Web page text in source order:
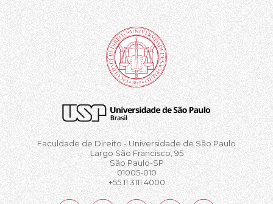
Faculdade de Direito - Universidade de São Paulo
Largo São Francisco, 95
São Paulo-SP
01005-010
+55 11 3111.4000